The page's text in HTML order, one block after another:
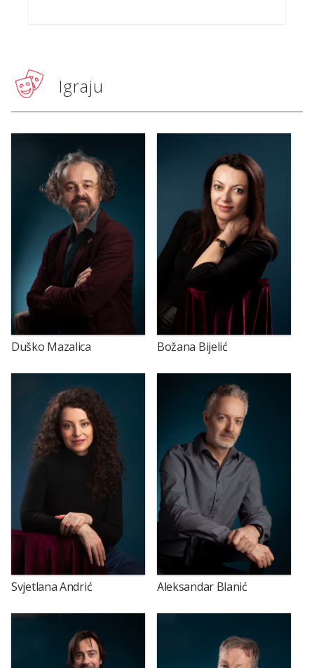
Igraju
Duško Mazalica Božana Bijelić
Svjetlana Andrić Aleksandar Blanić